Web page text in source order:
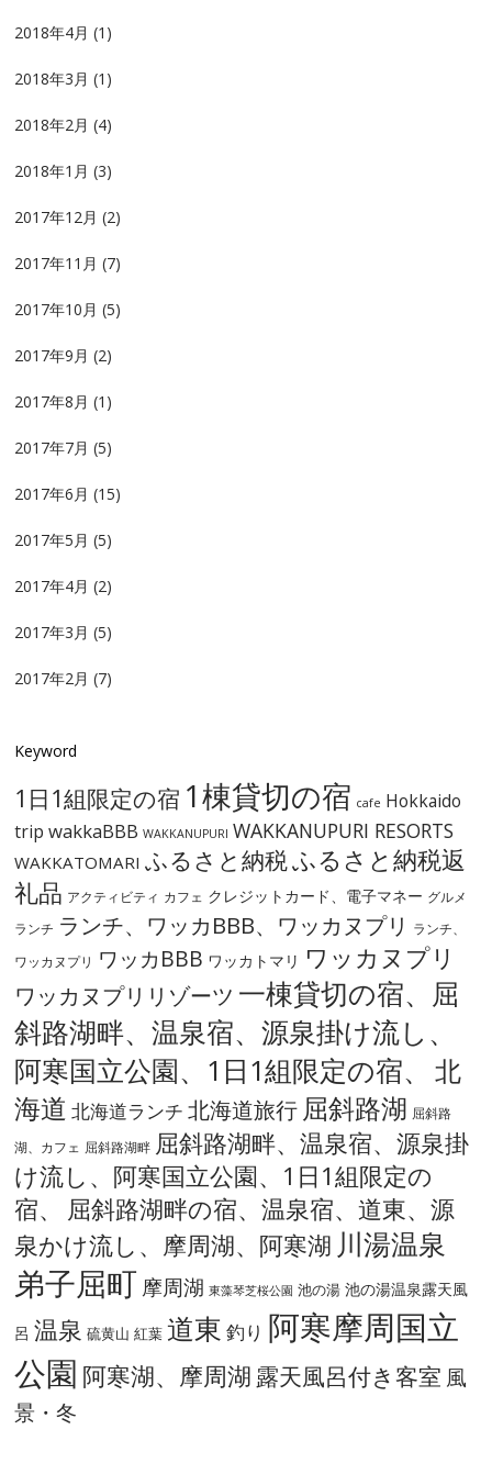
2018年4月 (1)
2018年3月 (1)
2018年2月 (4)
2018年1月 (3)
2017年12月 (2)
2017年11月 (7)
2017年10月 (5)
2017年9月 (2)
2017年8月 (1)
2017年7月 (5)
2017年6月 (15)
2017年5月 (5)
2017年4月 (2)
2017年3月 (5)
2017年2月 (7)
Keyword
1日1組限定の宿 1棟貸切の宿 cafe Hokkaido
trip wakkaBBB WAKKANUPURI WAKKANUPURI RESORTS
WAKKATOMARI ふるさと納税ふるさと納税返
礼品 アクティビティ カフェ クレジットカード、電子マネー グルメ
ランチ ランチ、ワッカBBB、ワッカヌプリ
ランチ、
ワッカヌプリ ワッカBBB ワッカトマリ ワッカヌプリ
ワッカヌプリリゾーツ 一棟貸切の宿、屈
斜路湖畔、温泉宿、源泉掛け流し、
阿寒国立公園、1日1組限定の宿、
北
海道 北海道ランチ 北海道旅行 屈斜路湖 屈斜路
湖、カフェ 屈斜路湖畔 屈斜路湖畔、温泉宿、源泉掛
け流し、阿寒国立公園、1日1組限定の
宿、
屈斜路湖畔の宿、温泉宿、道東、源
泉かけ流し、摩周湖、阿寒湖 川湯温泉
弟子屈町摩周湖 東藻琴芝桜公園 池の湯 池の湯温泉露天風
呂 温泉 硫黄山 紅葉 道東 釣り 阿寒摩周国立
公園 阿寒湖、摩周湖 露天風呂付き客室 風
景・冬